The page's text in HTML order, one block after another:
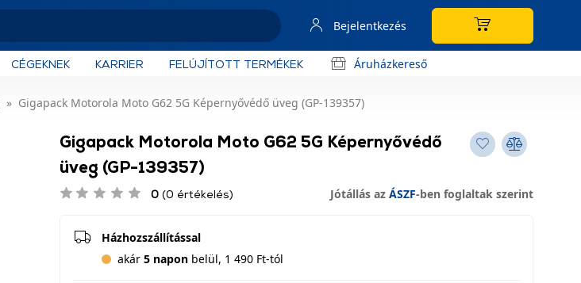
Bejelentkezés
CÉGEKNEK KARRIER FELÚJÍTOTT TERMÉKEK Áruházkereső
Gigapack Motorola Moto G62 5G Képernyővédő üveg (GP-139357)
Gigapack Motorola Moto G62 5G Képernyővédő
üveg (GP-139357)
0 (0 értékelés) Jótállás az ÁSZF-ben foglaltak szerint
Házhozszállítással
akár 5 napon belül, 1 490 Ft-tól